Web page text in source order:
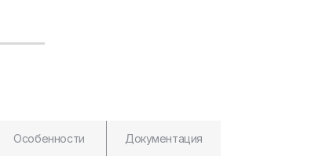
Особенности Документация